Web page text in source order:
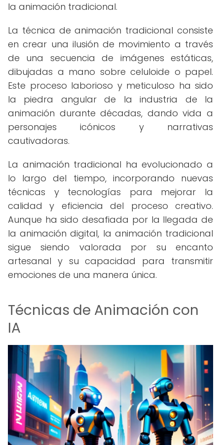
la animación tradicional.
La técnica de animación tradicional consiste
en crear una ilusión de movimiento a través
de una secuencia de imágenes estáticas,
dibujadas a mano sobre celuloide o papel.
Este proceso laborioso y meticuloso ha sido
la piedra angular de la industria de la
animación durante décadas, dando vida a
personajes icónicos y narrativas
cautivadoras.
La animación tradicional ha evolucionado a
lo largo del tiempo, incorporando nuevas
técnicas y tecnologías para mejorar la
calidad y eficiencia del proceso creativo.
Aunque ha sido desafiada por la llegada de
la animación digital, la animación tradicional
sigue siendo valorada por su encanto
artesanal y su capacidad para transmitir
emociones de una manera única.
Técnicas de Animación con
IA